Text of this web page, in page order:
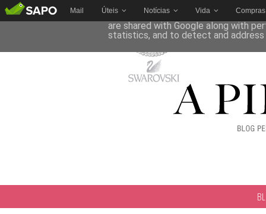
Mail Úteis Notícias Vida Compras
This site uses cookies from Google
are shared with Google along with
statistics, and to detect and address